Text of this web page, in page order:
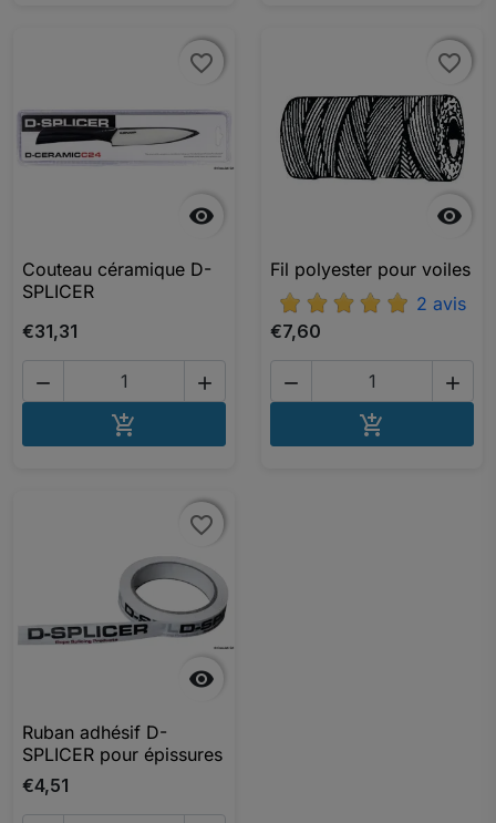

favorite_border
favorite_border
Couteau céramique D-
SPLICER
€31,31
 


favorite_border
favorite_border
Fil polyester pour voiles
2 avis
€7,60
 


favorite_border
favorite_border
Ruban adhésif D-
SPLICER pour épissures
€4,51